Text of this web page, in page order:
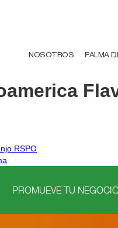
NOSOTROS PALMA
RSPO
PROMUEVE TU